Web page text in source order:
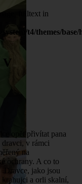
in
t4/themes/
V
opět přivítat pana
v rámci
na
ochrany. A co to
Dravce, jako jsou
krahujci a orli skalní,